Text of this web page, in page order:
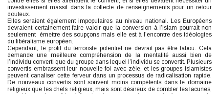
investissement massif dans la collecte de renseignements pour un retour
douteux.
Elles seraient également impopulaires au niveau national. Les Européens
devraient certainement faire valoir que la conversion à l’Islam pourrait non
seulement émettre des soupçons mais elle est à l’encontre des idéologies
du libéralisme européen.
Cependant, le profil du terroriste potentiel ne devrait pas être tabou. Cela
demande une meilleure compréhension de la mentalité aussi bien de
l’individu converti que du groupe dans lequel l’individu se convertit. Plusieurs
convertis embrassent leur nouvelle foi avec zèle, et les groupes islamistes
peuvent canaliser cette ferveur dans un processus de radicalisation rapide.
De nouveaux convertis sont souvent moins compétents dans le domaine
religieux que les chefs religieux, mais sont désireux de combler les lacunes,